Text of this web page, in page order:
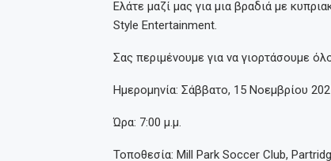
Ελάτε μαζί μας για μια βραδιά με
Style Entertainment.
Σας περιμένουμε για να γιορτάσουμε
Ημερομηνία: Σάββατο, 15 Νοεμβρίου
Ώρα: 7:00 μ.μ.
Τοποθεσία: Mill Park Soccer Club,